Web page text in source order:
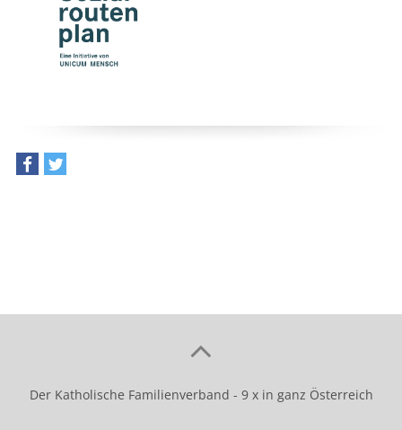
Der Katholische Familienverband - 9 x in ganz Österreich